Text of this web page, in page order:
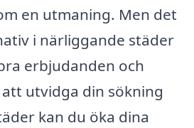
en utmaning. Men det
i närliggande städer
erbjudanden och
utvidga din sökning
kan du öka dina